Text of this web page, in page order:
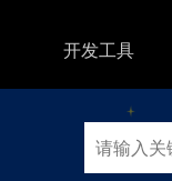
开发工具